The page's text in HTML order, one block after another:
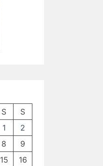
S
S
1
2
8
9
15
16